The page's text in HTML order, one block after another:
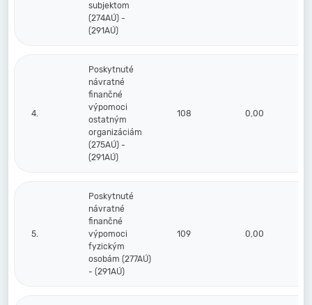
subjektom
(274AÚ) -
(291AÚ)
4.
Poskytnuté
návratné
finančné
výpomoci
ostatným
organizáciám
(275AÚ) -
(291AÚ)
108 0,00
5.
Poskytnuté
návratné
finančné
výpomoci
fyzickým
osobám (277AÚ)
- (291AÚ)
109 0,00